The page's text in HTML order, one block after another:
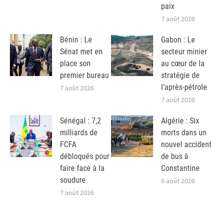
paix
7 août 2026
Bénin : Le
Sénat met en
place son
premier bureau
7 août 2026
Gabon : Le
secteur minier
au cœur de la
stratégie de
l’après-pétrole
7 août 2026
Sénégal : 7,2
milliards de
FCFA
débloqués pour
faire face à la
soudure
7 août 2026
Algérie : Six
morts dans un
nouvel accident
de bus à
Constantine
6 août 2026